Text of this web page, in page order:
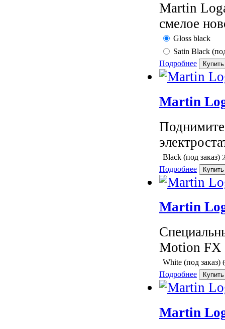
Martin
смелое
Gloss black
Satin Black
Подробнее
Martin
Black (под заказ)
Подробнее
Martin
Motion FX
White (под заказ)
Подробнее
Martin